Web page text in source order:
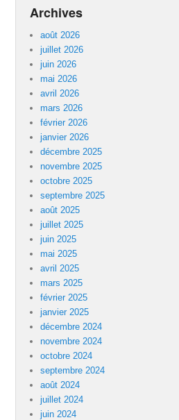
Archives
août 2026
juillet 2026
juin 2026
mai 2026
avril 2026
mars 2026
février 2026
janvier 2026
décembre 2025
novembre 2025
octobre 2025
septembre 2025
août 2025
juillet 2025
juin 2025
mai 2025
avril 2025
mars 2025
février 2025
janvier 2025
décembre 2024
novembre 2024
octobre 2024
septembre 2024
août 2024
juillet 2024
juin 2024